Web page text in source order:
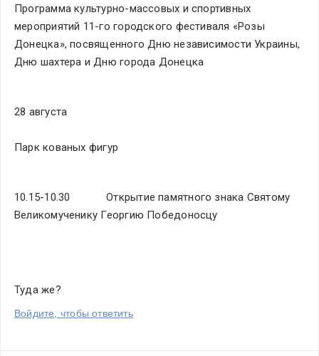
Программа культурно-массовых и спортивных
мероприятий 11-го городского фестиваля «Розы
Донецка», посвященного Дню независимости Украины,
Дню шахтера и Дню города Донецка
28 августа
Парк кованых фигур
10.15-10.30            Открытие памятного знака Святому
Великомученику Георгию Победоносцу
Туда же?
Войдите, чтобы ответить